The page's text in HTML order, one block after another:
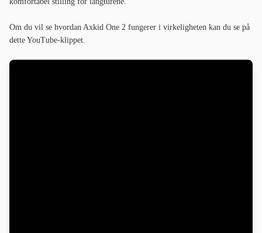
Om du vil se hvordan Axkid One 2 fungerer i virkeligheten kan du se på
dette YouTube-klippet.